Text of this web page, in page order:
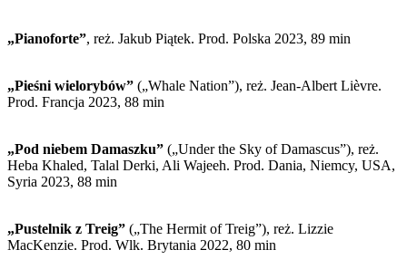
„Pianoforte”, reż. Jakub Piątek. Prod. Polska 2023, 89 min
„Pieśni wielorybów” („Whale Nation”), reż. Jean-Albert Lièvre.
Prod. Francja 2023, 88 min
„Pod niebem Damaszku” („Under the Sky of Damascus”), reż.
Heba Khaled, Talal Derki, Ali Wajeeh. Prod. Dania, Niemcy, USA,
Syria 2023, 88 min
„Pustelnik z Treig” („The Hermit of Treig”), reż. Lizzie
MacKenzie. Prod. Wlk. Brytania 2022, 80 min